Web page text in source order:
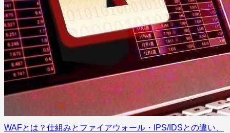
WAFとは？仕組みとファイアウォール・IPS/IDSとの違い、